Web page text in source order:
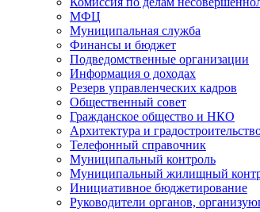
МФЦ
Муниципальная служба
Финансы и бюджет
Подведомственные организации
Информация о доходах
Резерв управленческих кадров
Общественный совет
Гражданское общество и НКО
Архитектура и
Телефонный справочник
Муниципальный контроль
Муниципальный жилищный
Инициативное бюджетирование
Руководители органов,